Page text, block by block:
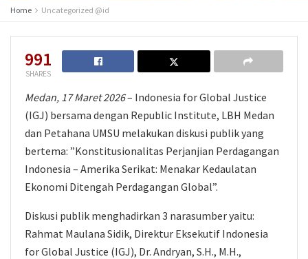
Home Uncategorized @id
991
SHARES
Medan, 17 Maret 2026– Indonesia for Global Justice
(IGJ) bersama dengan Republic Institute, LBH Medan
dan Petahana UMSU melakukan diskusi publik yang
bertema: ”Konstitusionalitas Perjanjian Perdagangan
Indonesia – Amerika Serikat: Menakar Kedaulatan
Ekonomi Ditengah Perdagangan Global”.
Diskusi publik menghadirkan 3 narasumber yaitu:
Rahmat Maulana Sidik, Direktur Eksekutif Indonesia
for Global Justice (IGJ), Dr. Andryan, S.H., M.H.,